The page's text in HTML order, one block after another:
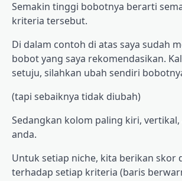
Semakin tinggi bobotnya berarti
kriteria tersebut.
Di dalam contoh di atas saya sudah
bobot yang saya rekomendasikan.
setuju, silahkan ubah sendiri
(tapi sebaiknya tidak diubah)
Sedangkan kolom paling kiri,
anda.
Untuk setiap niche, kita berikan skor
terhadap setiap kriteria (baris